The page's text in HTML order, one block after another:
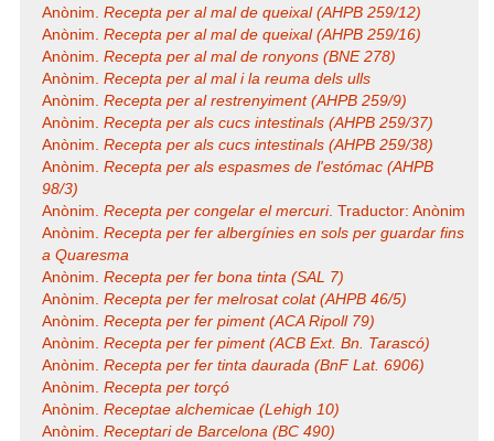
Anònim. Recepta per al mal de queixal (AHPB 259/12)
Anònim. Recepta per al mal de queixal (AHPB 259/16)
Anònim. Recepta per al mal de ronyons (BNE 278)
Anònim. Recepta per al mal i la reuma dels ulls
Anònim. Recepta per al restrenyiment (AHPB 259/9)
Anònim. Recepta per als cucs intestinals (AHPB 259/37)
Anònim. Recepta per als cucs intestinals (AHPB 259/38)
Anònim. Recepta per als espasmes de l'estómac (AHPB
98/3)
Anònim. Recepta per congelar el mercuri. Traductor: Anònim
Anònim. Recepta per fer albergínies en sols per guardar fins
a Quaresma
Anònim. Recepta per fer bona tinta (SAL 7)
Anònim. Recepta per fer melrosat colat (AHPB 46/5)
Anònim. Recepta per fer piment (ACA Ripoll 79)
Anònim. Recepta per fer piment (ACB Ext. Bn. Tarascó)
Anònim. Recepta per fer tinta daurada (BnF Lat. 6906)
Anònim. Recepta per torçó
Anònim. Receptae alchemicae (Lehigh 10)
Anònim. Receptari de Barcelona (BC 490)